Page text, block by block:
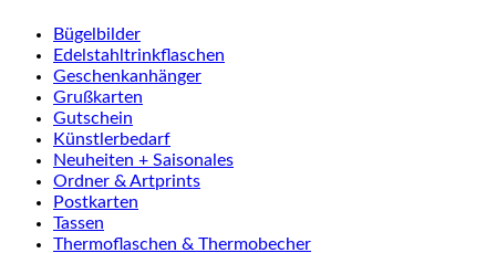
Bügelbilder
Edelstahltrinkflaschen
Geschenkanhänger
Grußkarten
Gutschein
Künstlerbedarf
Neuheiten + Saisonales
Ordner & Artprints
Postkarten
Tassen
Thermoflaschen & Thermobecher